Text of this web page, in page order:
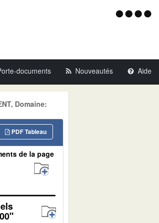
Menu
documents Nouveautés Aide
Domaine:
PDF Tableau
de la page